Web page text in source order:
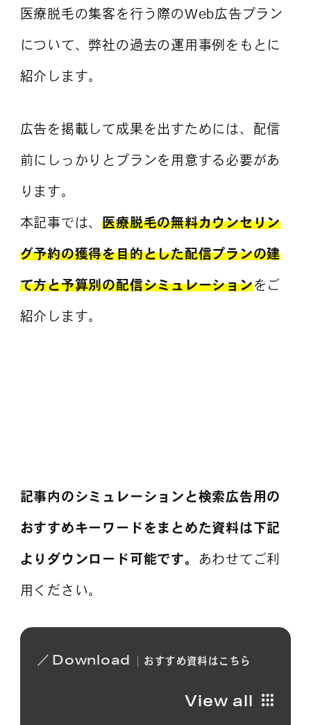
医療脱毛の集客を行う際のWeb広告プラン
について、弊社の過去の運用事例をもとに
紹介します。
広告を掲載して成果を出すためには、配信
前にしっかりとプランを用意する必要があ
ります。
本記事では、医療脱毛の無料カウンセリン
グ予約の獲得を目的とした配信プランの建
て方と予算別の配信シミュレーションをご
紹介します。
記事内のシミュレーションと検索広告用の
おすすめキーワードをまとめた資料は下記
よりダウンロード可能です。 あわせてご利
用ください。
Download おすすめ資料は こちら
View all